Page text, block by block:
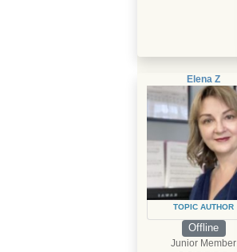
Elena Z
TOPIC AUTHOR
Offline
Junior Member